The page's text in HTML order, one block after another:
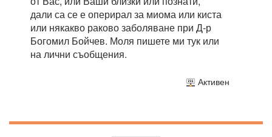
дали са се е оперирал за миома или киста
или някакво раково заболяване при Д-р
Богомил Бойчев. Моля пишете ми тук или
на лични съобщения.
Активен